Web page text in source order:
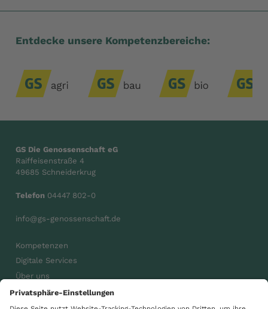
Zum Zum
Entdecke unsere Kompetenzbereiche:
GS Die Genossenschaft eG
Raiffeisenstraße 4
49685 Schneiderkrug
Telefon 04447 802-0
info@gs-genossenschaft.de
Kompetenzen
Digitale Services
Über uns
Karriere
Aktuelles